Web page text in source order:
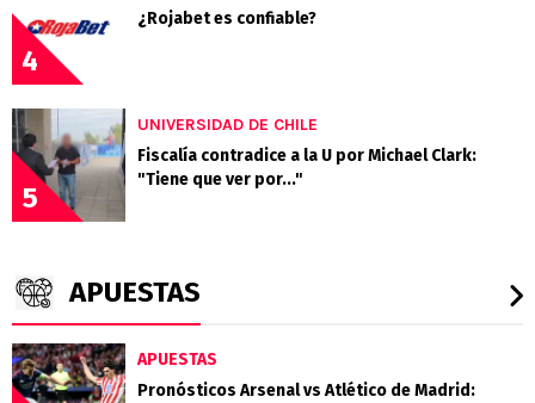
4
¿Rojabet es confiable?
5
UNIVERSIDAD DE CHILE
Fiscalía contradice a la U por Michael Clark:
"Tiene que ver por..."
APUESTAS
APUESTAS
Pronósticos Arsenal vs Atlético de Madrid: